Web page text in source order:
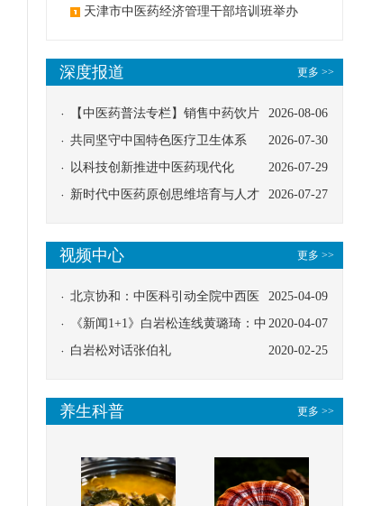
天津市中医药经济管理干部培训班举办
更多 >>
深度报道
2026-08-06
【中医药普法专栏】销售中药饮片
应告知煎服方法及注意事项
2026-07-30
共同坚守中国特色医疗卫生体系
2026-07-29
以科技创新推进中医药现代化
2026-07-27
新时代中医药原创思维培育与人才
更多 >>
视频中心
2025-04-09
北京协和：中医科引动全院中西医
协同
2020-04-07
《新闻1+1》白岩松连线黄璐琦：中
医救治的临床效果
2020-02-25
白岩松对话张伯礼
更多 >>
养生科普